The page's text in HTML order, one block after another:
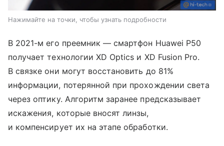
Нажимайте на точки, чтобы узнать подробности
В 2021-м его преемник — смартфон Huawei P50
получает технологии XD Optics и XD Fusion Pro.
В связке они могут восстановить до 81%
информации, потерянной при прохождении света
через оптику. Алгоритм заранее предсказывает
искажения, которые вносят линзы,
и компенсирует их на этапе обработки.